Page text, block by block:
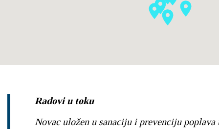
Radovi u toku
Novac uložen u sanaciju i prevenciju